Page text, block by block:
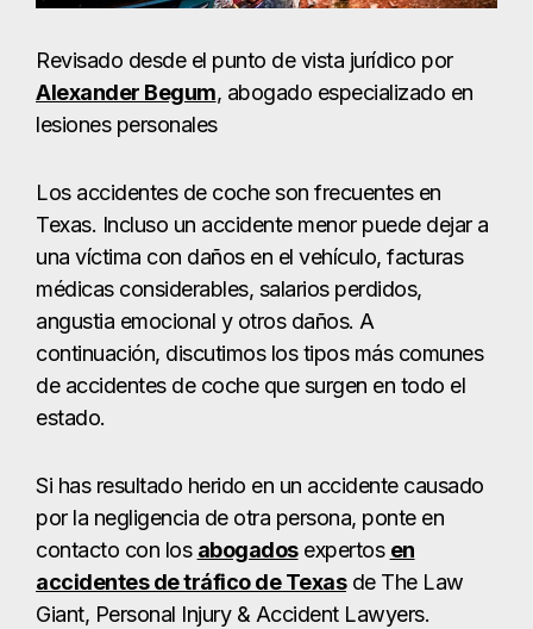
Revisado desde el punto de vista jurídico por
Alexander Begum, abogado especializado en
lesiones personales
Los accidentes de coche son frecuentes en
Texas. Incluso un accidente menor puede dejar a
una víctima con daños en el vehículo, facturas
médicas considerables, salarios perdidos,
angustia emocional y otros daños. A
continuación, discutimos los tipos más comunes
de accidentes de coche que surgen en todo el
estado.
Si has resultado herido en un accidente causado
por la negligencia de otra persona, ponte en
contacto con los abogadosexpertos en
accidentes de tráfico de Texasde The Law
Giant, Personal Injury & Accident Lawyers.